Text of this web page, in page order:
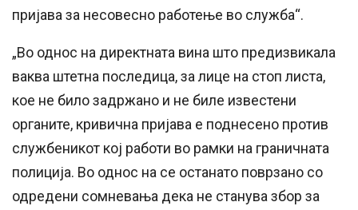
пријава за несовесно работење во служба“.
„Во однос на директната вина што предизвикала
ваква штетна последица, за лице на стоп листа,
кое не било задржано и не биле известени
органите, кривична пријава е поднесено против
службеникот кој работи во рамки на граничната
полиција. Во однос на се останато поврзано со
одредени сомневања дека не станува збор за